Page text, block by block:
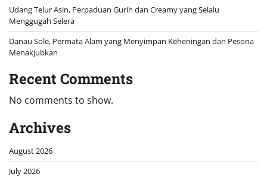
Udang Telur Asin, Perpaduan Gurih dan Creamy yang Selalu
Menggugah Selera
Danau Sole, Permata Alam yang Menyimpan Keheningan dan Pesona
Menakjubkan
Recent Comments
No comments to show.
Archives
August 2026
July 2026